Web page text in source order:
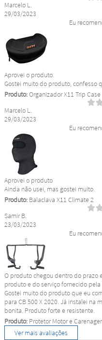
Marcelo L.
29/03/2023
Eu
Aprovei o produto.
Gostei muito do produto, confesso
Produto:Organizador X11 Trip Case
Marcelo L.
29/03/2023
Eu
Aprovei o produto
Ainda não usei, mas gostei muito.
Produto:Balaclava X11 Climate 2
Samir B.
23/03/2023
Eu
O produto chegou dentro do prazo
produto e do serviço fornecido
Gostei muito do produto que eu
para CB 500 X 2020. Já instalei na
bonita. Produto forte e resistente.
Produto:Protetor Motor e
Ver mais avaliações